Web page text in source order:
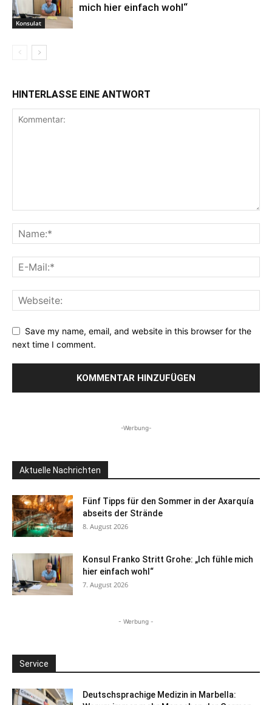
Konsulat
mich hier einfach wohl“
HINTERLASSE EINE ANTWORT
Save my name, email, and website in this browser for the
next time I comment.
-Werbung-
Aktuelle Nachrichten
Fünf Tipps für den Sommer in der Axarquía
abseits der Strände
8. August 2026
Konsul Franko Stritt Grohe: „Ich fühle mich
hier einfach wohl“
7. August 2026
- Werbung -
Service
Deutschsprachige Medizin in Marbella: